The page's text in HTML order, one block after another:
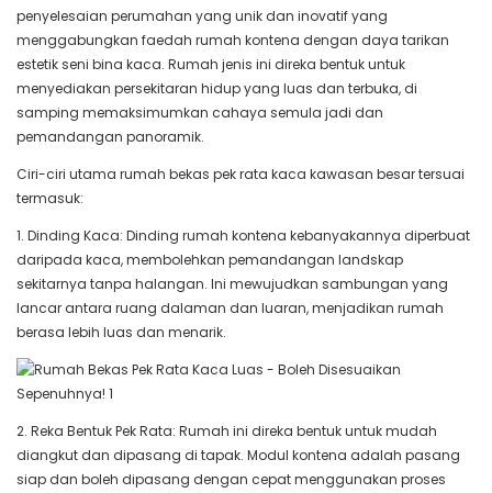
penyelesaian perumahan yang unik dan inovatif yang
menggabungkan faedah rumah kontena dengan daya tarikan
estetik seni bina kaca. Rumah jenis ini direka bentuk untuk
menyediakan persekitaran hidup yang luas dan terbuka, di
samping memaksimumkan cahaya semula jadi dan
pemandangan panoramik.
Ciri-ciri utama rumah bekas pek rata kaca kawasan besar tersuai
termasuk:
1. Dinding Kaca: Dinding rumah kontena kebanyakannya diperbuat
daripada kaca, membolehkan pemandangan landskap
sekitarnya tanpa halangan. Ini mewujudkan sambungan yang
lancar antara ruang dalaman dan luaran, menjadikan rumah
berasa lebih luas dan menarik.
2. Reka Bentuk Pek Rata: Rumah ini direka bentuk untuk mudah
diangkut dan dipasang di tapak. Modul kontena adalah pasang
siap dan boleh dipasang dengan cepat menggunakan proses